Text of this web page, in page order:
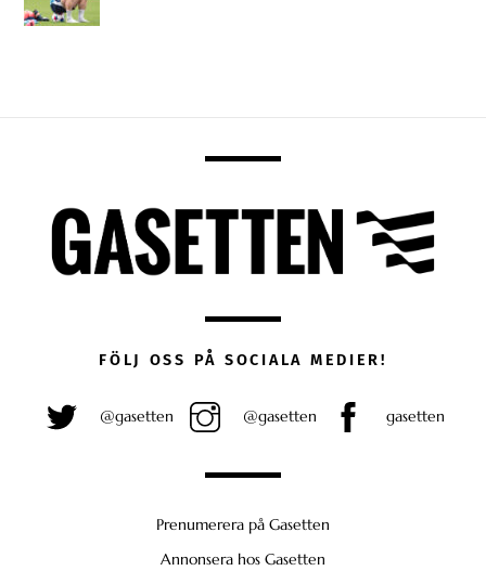
FÖLJ OSS PÅ SOCIALA MEDIER!
@gasetten @gasetten gasetten
Prenumerera på Gasetten
Annonsera hos Gasetten